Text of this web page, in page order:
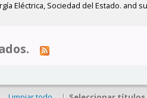
Eléctrica, Sociedad del Estado. and